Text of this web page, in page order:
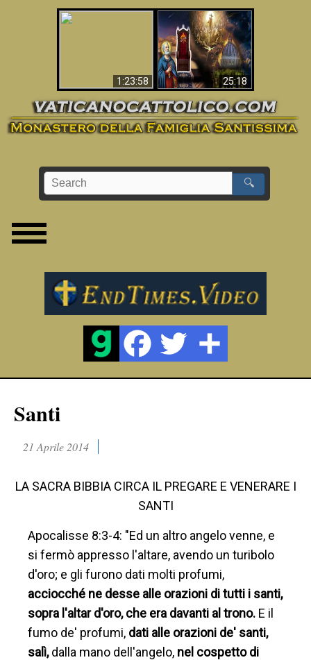
1:23:58 25:18
La Bibbia ha previsto
70 anni senza Papa?
🔍
Santi
21 Aprile 2014
LA SACRA BIBBIA CIRCA IL PREGARE E VENERARE I
SANTI
Apocalisse 8:3-4: "Ed un altro angelo venne, e
si fermò appresso l'altare, avendo un turibolo
d'oro; e gli furono dati molti profumi,
acciocché ne desse alle orazioni di tutti i santi,
sopra l'altar d'oro, che era davanti al trono. E il
fumo de' profumi, dati alle orazioni de' santi,
salì,dalla mano dell'angelo, nel cospetto di